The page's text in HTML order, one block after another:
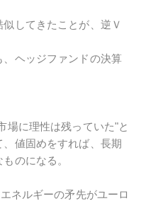
してきたことが、逆Ｖ
ヘッジファンドの決算
場に理性は残っていた"と
値固めをすれば、長期
のになる。
ネルギーの矛先がユーロ